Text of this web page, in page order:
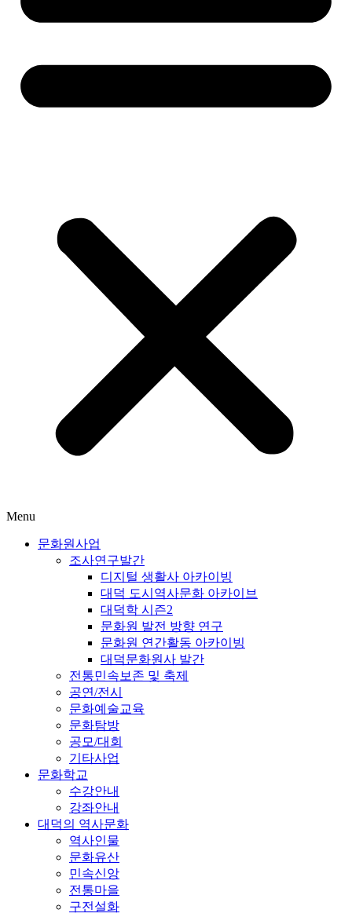
Menu
문화원사업
조사연구발간
디지털 생활사 아카이빙
대덕 도시역사문화 아카이브
대덕학 시즌2
문화원 발전 방향 연구
문화원 연간활동 아카이빙
대덕문화원사 발간
전통민속보존 및 축제
공연/전시
문화예술교육
문화탐방
공모/대회
기타사업
문화학교
수강안내
강좌안내
대덕의 역사문화
역사인물
문화유산
민속신앙
전통마을
구전설화